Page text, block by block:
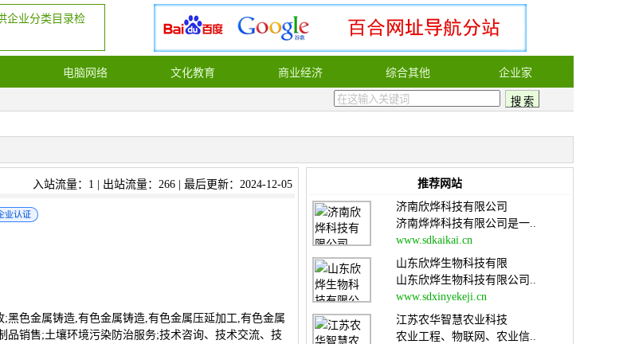
企业分类目录检
电脑网络 文化教育 商业经济 综合其他 企业家
入站流量：1 | 出站流量：266 | 最后更新：2024-12-05
;黑色金属铸造,有色金属铸造,有色金属压延加工,有色金属
品销售;土壤环境污染防治服务;技术咨询、技术交流、技
推荐网站
济南欣烨科技有限公司
济南烨烨科技有限公司是一..
www.sdkaikai.cn
山东欣烨生物科技有限
山东欣烨生物科技有限公司..
www.sdxinyekeji.cn
江苏农华智慧农业科技
农业工程、物联网、农业信..